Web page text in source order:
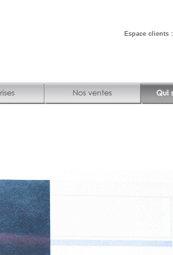
Espace clients :